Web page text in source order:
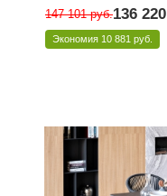
Под заказ 10 дней
147 101руб.136 220
Экономия 10 881 руб.